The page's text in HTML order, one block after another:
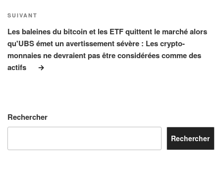
Article
suivant
SUIVANT
Les baleines du bitcoin et les ETF quittent le marché alors
qu'UBS émet un avertissement sévère : Les crypto-
monnaies ne devraient pas être considérées comme des
actifs
Rechercher
Rechercher